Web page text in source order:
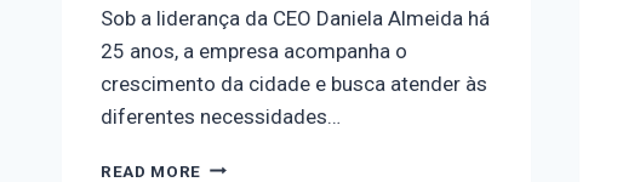
Sob a liderança da CEO Daniela Almeida há
25 anos, a empresa acompanha o
crescimento da cidade e busca atender às
diferentes necessidades…
READ MORE